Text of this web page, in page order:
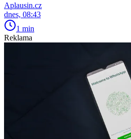
Aplausin.cz
dnes, 08:43
1 min
Reklama